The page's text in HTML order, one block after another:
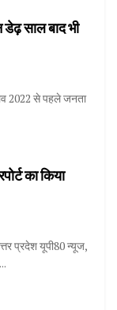
साल बाद भी
2022 से पहले जनता
का किया
प्रदेश यूपी80 न्यूज,